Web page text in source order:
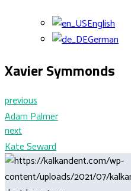
English
German
Xavier Symmonds
previous
Adam Palmer
next
Kate Seward